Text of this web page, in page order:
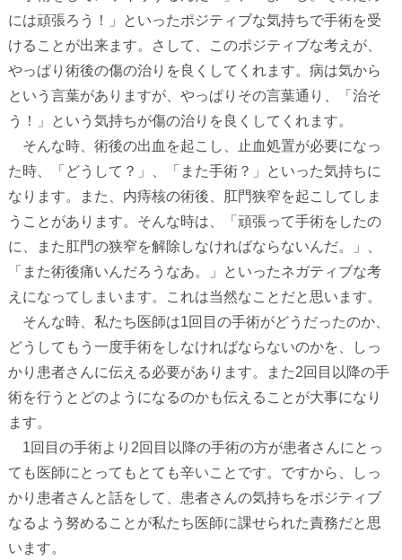
には頑張ろう！」といったポジティブな気持ちで手術を受
けることが出来ます。さして、このポジティブな考えが、
やっぱり術後の傷の治りを良くしてくれます。病は気から
という言葉がありますが、やっぱりその言葉通り、「治そ
う！」という気持ちが傷の治りを良くしてくれます。
そんな時、術後の出血を起こし、止血処置が必要になっ
た時、「どうして？」、「また手術？」といった気持ちに
なります。また、内痔核の術後、肛門狭窄を起こしてしま
うことがあります。そんな時は、「頑張って手術をしたの
に、また肛門の狭窄を解除しなければならないんだ。」、
「また術後痛いんだろうなあ。」といったネガティブな考
えになってしまいます。これは当然なことだと思います。
そんな時、私たち医師は1回目の手術がどうだったのか、
どうしてもう一度手術をしなければならないのかを、しっ
かり患者さんに伝える必要があります。また2回目以降の手
術を行うとどのようになるのかも伝えることが大事になり
ます。
1回目の手術より 2回目以降の手術の方が患者さんにとっ
ても医師にとってもとても辛いことです。ですから、しっ
かり患者さんと話をして、患者さんの気持ちをポジティブ
なるよう努めることが私たち医師に課せられた責務だと思
います。